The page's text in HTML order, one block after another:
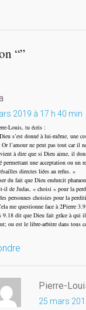
“”
2019 à 17 h 40 min
Louis, tu écris :
s’est donné à lui-même, une
Or l’amour ne peut pas tout car il
à dire que si Dieu aime, il
permettant une acceptation ou un
directes liées au refus. »
du fait que Dieu endurcit
il de Judas, « choisi » pour la
personnes choisies pour la
me questionne face à 2Pierre
9.18 dit que Dieu fait grâce à qui
ou est le libre-arbitre dans tous
Pierre-
25 mars